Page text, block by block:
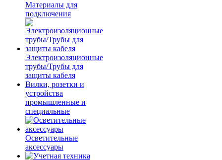
Материалы для
подключения
Электроизоляционные
трубы/Трубы для
защиты кабеля
Вилки, розетки и
устройства
промышленные и
специальные
Осветительные
аксессуары